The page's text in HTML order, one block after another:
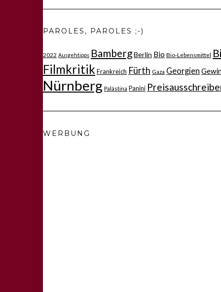
PAROLES, PAROLES ;-)
2022 Ausgehtipps BambergBerlin Bio Bio-Lebensmittel
Filmkritik Frankreich Fürth Gaza Georgien
Nürnberg Palästina Panini
WERBUNG